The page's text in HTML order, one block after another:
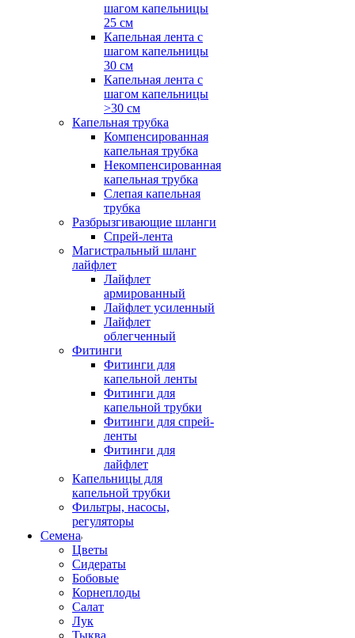
шагом капельницы
25 см
Капельная лента с
шагом капельницы
30 см
Капельная лента с
шагом капельницы
>30 см
Капельная трубка
Компенсированная
капельная трубка
Некомпенсированная
капельная трубка
Слепая капельная
трубка
Разбрызгивающие шланги
Спрей-лента
Магистральный шланг
лайфлет
Лайфлет
армированный
Лайфлет усиленный
Лайфлет
облегченный
Фитинги
Фитинги для
капельной ленты
Фитинги для
капельной трубки
Фитинги для спрей-
ленты
Фитинги для
лайфлет
Капельницы для
капельной трубки
Фильтры, насосы,
регуляторы
Семена
Цветы
Сидераты
Бобовые
Корнеплоды
Салат
Лук
Тыква